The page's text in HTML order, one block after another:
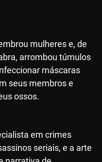
mulheres e, de
arrombou túmulos
máscaras
seus membros e
ossos.
em crimes
seriais, e a arte